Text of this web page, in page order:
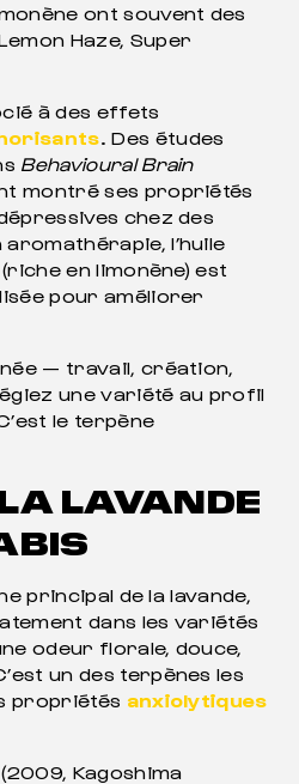
ont souvent des
Haze, Super
à des effets
. Des études
Behavioural Brain
montré ses propriétés
chez des
aromathérapie, l’huile
en limonène) est
pour améliorer
— travail, création,
une variété au profil
le terpène
LAVANDE
principal de la lavande,
dans les variétés
odeur florale, douce,
un des terpènes les
propriétés anxiolytiques
Kagoshima